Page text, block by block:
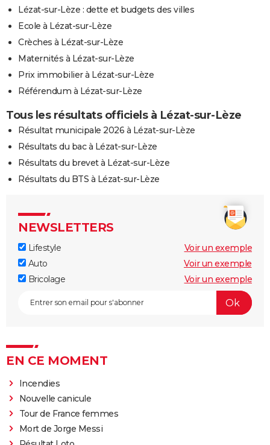
Lézat-sur-Lèze : dette et budgets des villes
Ecole à Lézat-sur-Lèze
Crèches à Lézat-sur-Lèze
Maternités à Lézat-sur-Lèze
Prix immobilier à Lézat-sur-Lèze
Référendum à Lézat-sur-Lèze
Tous les résultats officiels à Lézat-sur-Lèze
Résultat municipale 2026 à Lézat-sur-Lèze
Résultats du bac à Lézat-sur-Lèze
Résultats du brevet à Lézat-sur-Lèze
Résultats du BTS à Lézat-sur-Lèze
NEWSLETTERS
Lifestyle
Voir un exemple
Auto
Voir un exemple
Bricolage
Voir un exemple
EN CE MOMENT
Incendies
Nouvelle canicule
Tour de France femmes
Mort de Jorge Messi